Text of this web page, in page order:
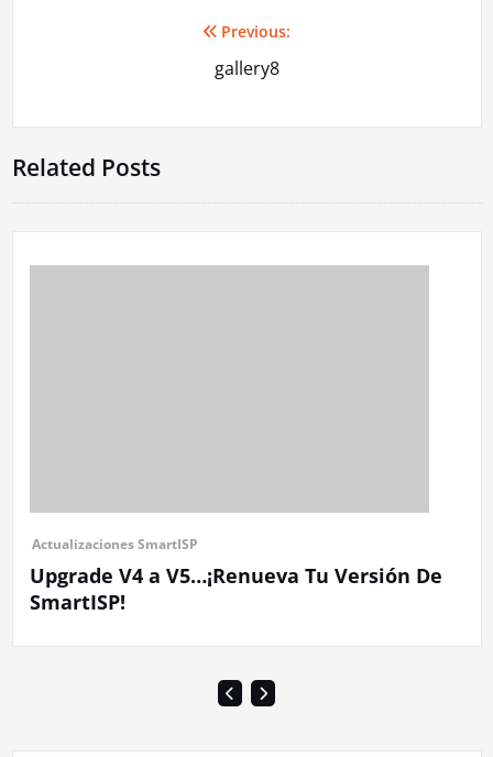
Previous:
gallery8
Related Posts
Actualizaciones SmartISP
Upgrade V4 a V5…¡Renueva Tu Versión De
SmartISP!